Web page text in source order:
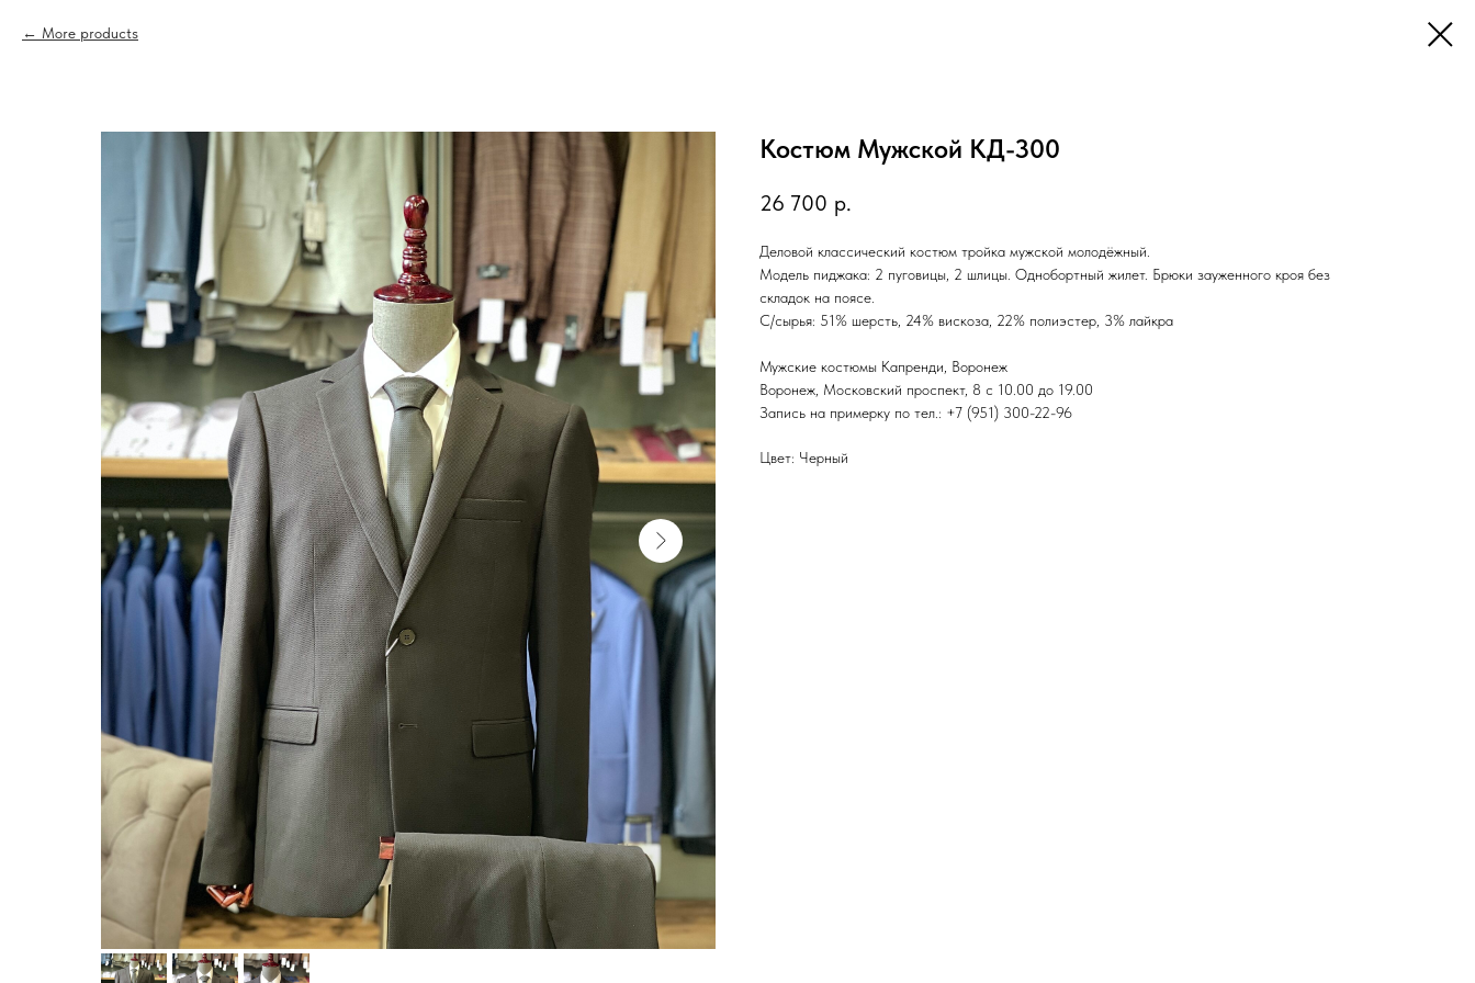
More products
Костюм Мужской КД-300
26 700 р.
Деловой классический костюм тройка мужской молодёжный.
Модель пиджака: 2 пуговицы, 2 шлицы. Однобортный жилет. Брюки зауженного кроя без
складок на поясе.
С/сырья: 51% шерсть, 24% вискоза, 22% полиэстер, 3% лайкра
Мужские костюмы Капренди, Воронеж
Воронеж, Московский проспект, 8 с 10.00 до 19.00
Запись на примерку по тел.: +7 (951) 300-22-96
Цвет: Черный